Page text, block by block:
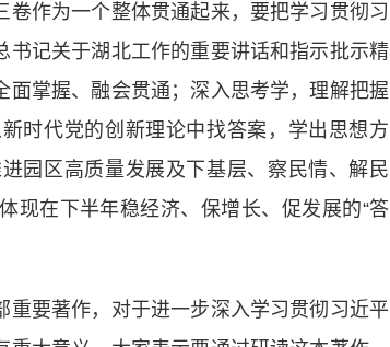
作为一个整体贯通起来，要把学习贯彻习
记关于湖北工作的重要讲话和指示批示精
掌握、融会贯通；深入思考学，理解把握
时代党的创新理论中找答案，学出思想方
园区高质量发展及下基层、察民情、解民
现在下半年稳经济、保增长、促发展的“答
要著作，对于进一步深入学习贯彻习近平